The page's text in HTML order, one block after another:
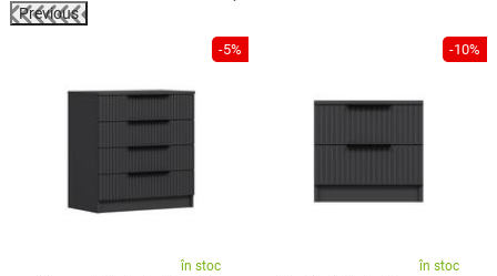
Previous
-5%
în stoc
-10%
în stoc